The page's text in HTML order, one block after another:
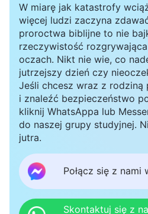
moim udziałem jest zły
obraziłem i nie
dlaczego mi się coś
traktuje mnie
niepokojem i
również depresja, jedno
pociąga za sobą
chciał. Ponieważ jest to
niełatwo jest się od niej
wyleczyć, co zatem
W miarę jak katastrofy
więcej ludzi zaczyna
proroctwa biblijne to nie
rzeczywistość
oczach. Nikt nie wie, co
jutrzejszy dzień czy
Jeśli chcesz wraz z rodziną
i znaleźć bezpieczeństwo
kliknij WhatsAppa lub
do naszej grupy studyjnej.
jutra.
Połącz się z nami
Skontaktuj się z